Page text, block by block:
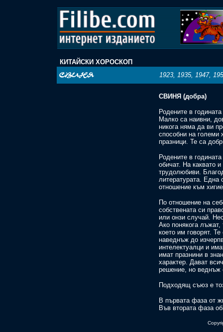
КИТАЙСКИ ХОРОСКОП
1923, 1935, 1947,
СВИНЯ (добра)
Родените в
Малко са наивни,
никога няма да ви
способни на големи
празници. Те са
Родените в
обичат. На каквато
трудолюбиви.
литературата. Една
отношение към
По отношение на
собствената си
или онзи случай.
Ако понякога
което им говорят. Те
наведнъж до
интелектуалци и
имат празнини в
характер. Дават
решение, но веднъж
Подходящ съюз е
В първата фаза от
Във втората фаза